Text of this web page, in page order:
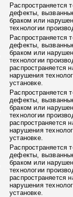
Распространяется
дефекты,
браком или
технологии
Распространяется
дефекты,
браком или
технологии
распространяется
нарушения
установке.
Распространяется
дефекты,
браком или
технологии
распространяется
нарушения
установке.
Распространяется
дефекты,
браком или
технологии
распространяется
нарушения
установке.